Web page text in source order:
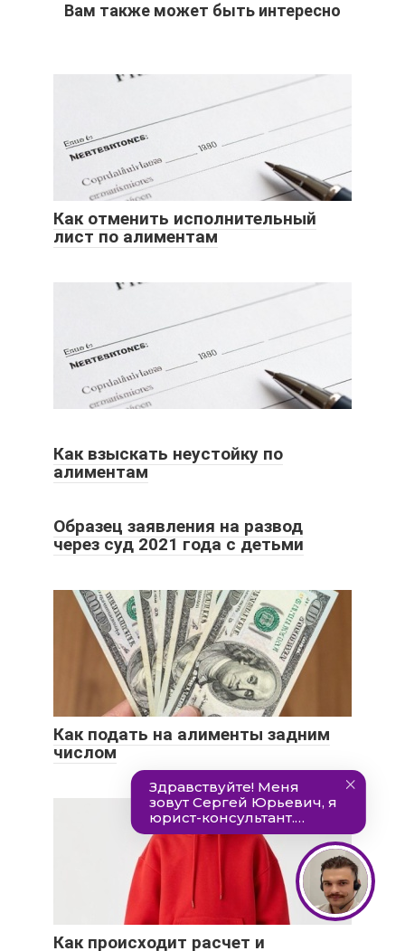
Вам также может быть интересно
Как отменить исполнительный
лист по алиментам
Как взыскать неустойку по
алиментам
Образец заявления на развод
через суд 2021 года с детьми
Как подать на алименты задним
числом
Как происходит расчет и